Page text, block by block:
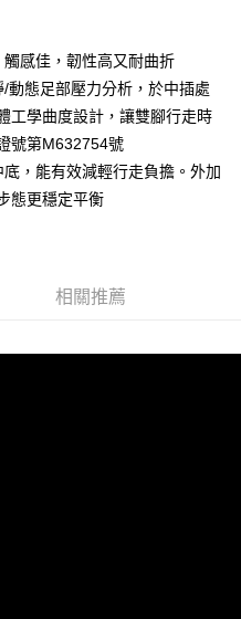
感佳，韌性高又耐曲折
動態足部壓力分析，於中插處
工學曲度設計，讓雙腳行走時
號第M632754號
，能有效減輕行走負擔。外加
態更穩定平衡
相關推薦